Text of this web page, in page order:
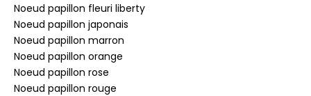
Noeud papillon fleuri liberty
Noeud papillon japonais
Noeud papillon marron
Noeud papillon orange
Noeud papillon rose
Noeud papillon rouge